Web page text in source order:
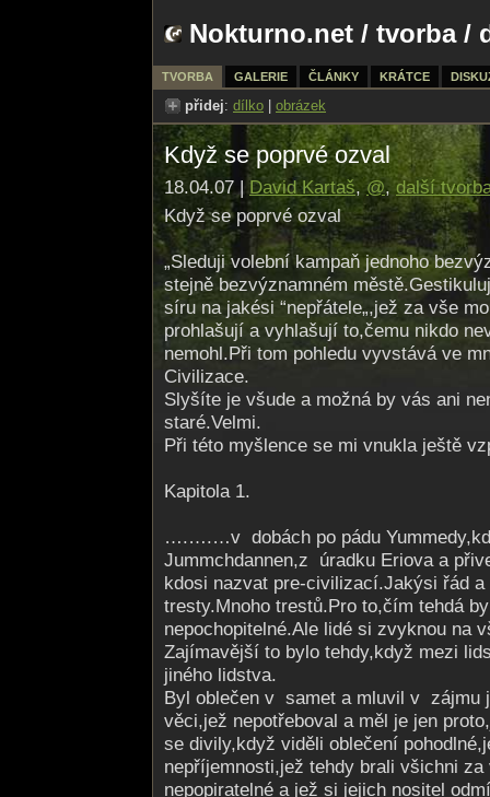
Nokturno.net / tvorba/
TVORBA GALERIE ČLÁNKY KRÁTCE
přidej: dílko obrázek
Když se poprvé ozval
18.04.07 | David Kartaš,@,další
Když se poprvé ozval
„Sleduji volební kampaň jednoho
stejně bezvýznamném
síru na jakési “nepřátele„,jež za vše
prohlašují a vyhlašují to,čemu nikdo
nemohl.Při tom pohledu vyvstává ve
Civilizace.
Slyšíte je všude a možná by vás ani
staré.Velmi.
Při této myšlence se mi vnukla ještě
Kapitola 1.
….….…v dobách po pádu
Jummchdannen,z ú­radku Eriova a
kdosi nazvat pre-civilizací.Jakýsi řád a
tresty.Mnoho trestů.Pro to,čím tehdá
nepochopitelné.Ale lidé si zvyknou na
Zajímavější to bylo tehdy,když mezi
jiného lidstva.
Byl oblečen v samet a mluvil v zájmu
věci,jež nepotřeboval a měl je jen
se divily,když viděli oblečení
nepříjemnosti,jež tehdy brali všichni
nepopiratelné a jež si jejich nositel